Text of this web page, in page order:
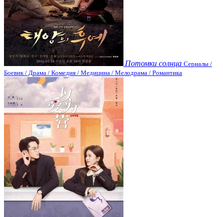
Потомки солнца Сериалы /
Боевик / Драма / Комедия / Медицина / Мелодрама / Романтика